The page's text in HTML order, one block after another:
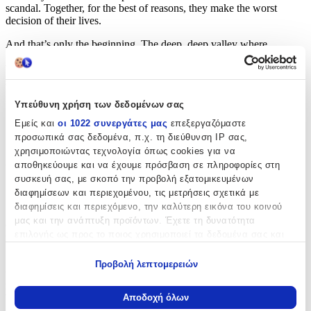
Υπεύθυνη χρήση των δεδομένων σας
Εμείς και οι 1022 συνεργάτες μας επεξεργαζόμαστε
προσωπικά σας δεδομένα, π.χ. τη διεύθυνση IP σας,
χρησιμοποιώντας τεχνολογία όπως cookies για να
αποθηκεύουμε και να έχουμε πρόσβαση σε πληροφορίες στη
συσκευή σας, με σκοπό την προβολή εξατομικευμένων
διαφημίσεων και περιεχομένου, τις μετρήσεις σχετικά με
διαφημίσεις και περιεχόμενο, την καλύτερη εικόνα του κοινού
μας και την ανάπτυξη προϊόντων. Έχετε τη δυνατότητα
Να συλλέξουμε πληροφορίες σχετικά με τη γεωγραφική
σας τοποθεσία, οι οποίες μπορεί να είναι ακριβείς σε
Προβολή λεπτομερειών
Αποδοχή όλων
scandal. Together, for the best of reasons, they make the worst
decision of their lives.
And that’s only the beginning. The deep, deep valley where
Simmerton sits is unlike anywhere Finn and Paddy have been
before. They are not the only ones hiding in its shadow and very
soon they’ve lost control of the game they decided to play…
Praise for Catriona McPherson:
‘Anunnerving and suspenseful novel‘Karin Slaughter
‘Just theright mixture of spookiness and mystery‘
Oswald
A gripping thriller‘Ian Rankin
‘A Gothic feast of a novel, this isa country house book with a
difference: contemporary, punchy and disturbing, but using the
isboth a classic ‘country house mystery’ and a
Atmospheric, with mind-bending twists
may or may not be reliable, andan ending that will take your
and leave you astonished’Louise Penny